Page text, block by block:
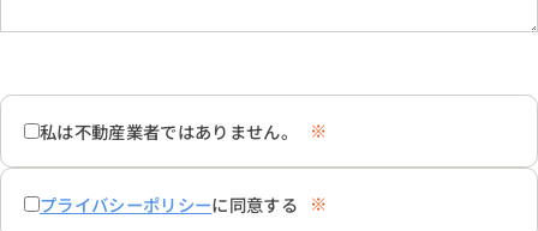
私は不動産業者ではありません。 ※
プライバシーポリシーに同意する ※